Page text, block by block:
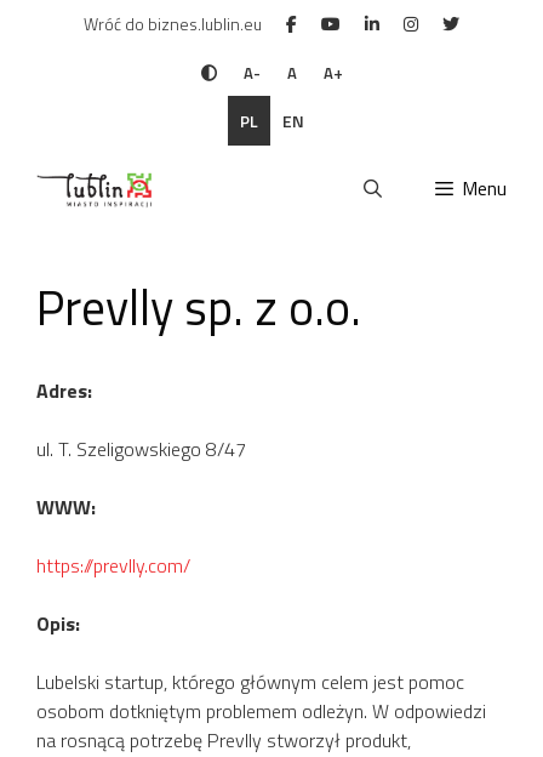
Wróć do biznes.lublin.eu
A- A A+
PL EN
Menu
Prevlly sp. z o.o.
Adres:
ul. T. Szeligowskiego 8/47
WWW:
https://prevlly.com/
Opis:
Lubelski startup, którego głównym celem jest pomoc
osobom dotkniętym problemem odleżyn. W odpowiedzi
na rosnącą potrzebę Prevlly stworzył produkt,